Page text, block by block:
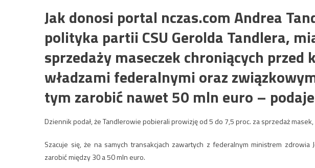
Jak donosi portal nczas.com Andrea
polityka partii CSU Gerolda Tandlera,
sprzedaży maseczek chroniących przed
władzami federalnymi oraz
tym zarobić nawet 50 mln euro – podaje
Dziennik podał, że Tandlerowie pobierali prowizję od 5 do 7,5 proc. za sprzedaż
Szacuje się, że na samych transakcjach zawartych z federalnym ministrem zdrowia
zarobić między 30 a 50 mln euro.